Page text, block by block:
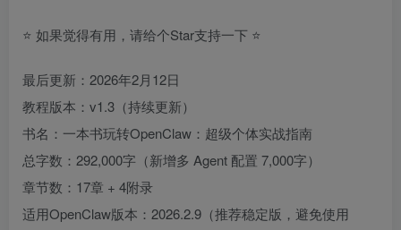
⭐ 如果觉得有用，请给个Star支持一下 ⭐
最后更新：2026年2月12日
教程版本：v1.3（持续更新）
书名：一本书玩转OpenClaw：超级个体实战指南
总字数：292,000字（新增多 Agent 配置 7,000字）
章节数：17章 + 4附录
适用OpenClaw版本：2026.2.9（推荐稳定版，避免使用